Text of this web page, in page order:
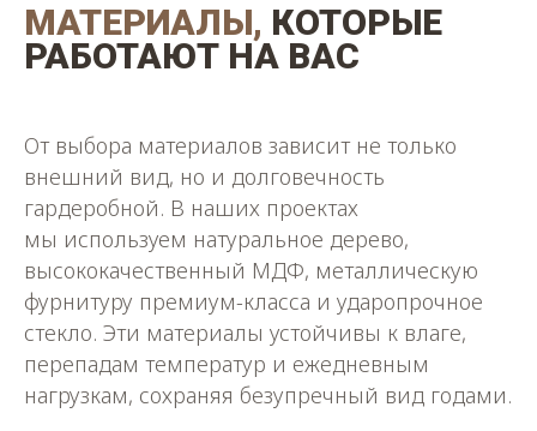
МАТЕРИАЛЫ, КОТОРЫЕ
РАБОТАЮТ НА ВАС
От выбора материалов зависит не только
внешний вид, но и долговечность
гардеробной. В наших проектах
мы используем натуральное дерево,
высококачественный МДФ, металлическую
фурнитуру премиум-класса и ударопрочное
стекло. Эти материалы устойчивы к влаге,
перепадам температур и ежедневным
нагрузкам, сохраняя безупречный вид годами.